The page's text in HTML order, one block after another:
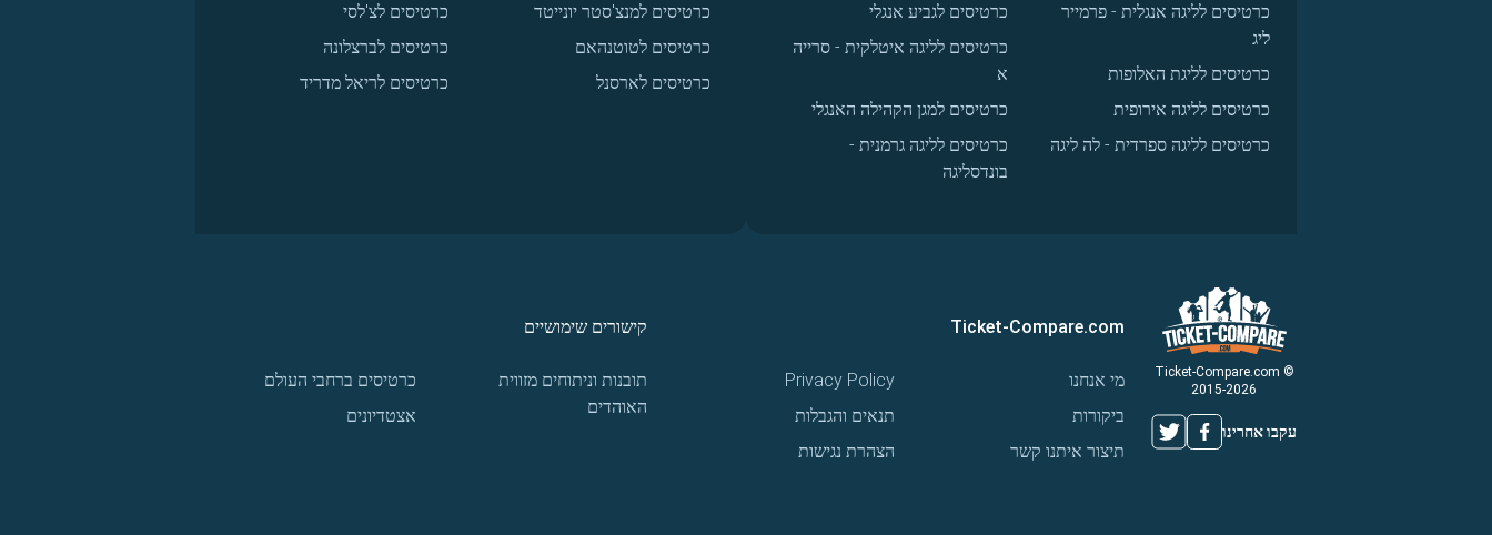
כרטיסים לליגה אנגלית - פרמייר
ליג
כרטיסים לליגת האלופות
כרטיסים לליגה אירופית
כרטיסים לליגה ספרדית - לה ליגה
כרטיסים לגביע אנגלי
כרטיסים לליגה איטלקית - סרייה
א
כרטיסים למגן הקהילה האנגלי
כרטיסים לליגה גרמנית -
בונדסליגה
כרטיסים למנצ'סטר יונייטד
כרטיסים לטוטנהאם
כרטיסים לארסנל
כרטיסים לצ'לסי
כרטיסים לברצלונה
כרטיסים לריאל מדריד
© Ticket-Compare.com
2015-2026
עקבו אחרינו
Ticket-Compare.com
מי אנחנו
ביקורות
תיצור איתנו קשר
Privacy Policy
תנאים והגבלות
הצהרת נגישות
קישורים שימושיים
תובנות וניתוחים מזווית
האוהדים
כרטיסים ברחבי העולם
אצטדיונים